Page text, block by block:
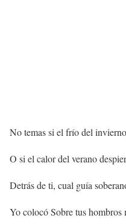
No temas si el frío del
O si el calor del verano
Detrás de ti, cual guía
Yo colocó Sobre tus hombros